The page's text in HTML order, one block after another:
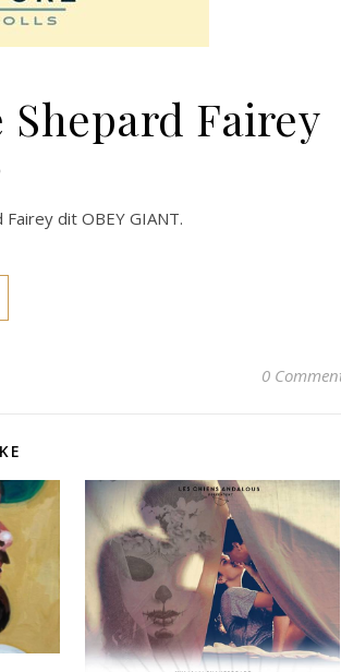
Fairey
dit OBEY GIANT.
0